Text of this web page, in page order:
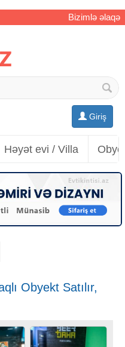
Bizimlə əlaqə
Giriş
Həyət evi / Villa
Obyekt Satılır,